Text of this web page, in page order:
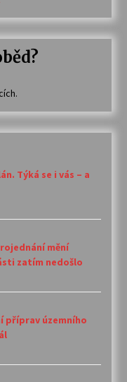
Týká se i vás – a
mění
zatím nedošlo
příprav územního